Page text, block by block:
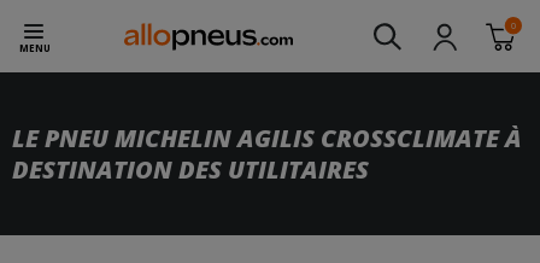
MENU
0
LE PNEU MICHELIN AGILIS CROSSCLIMATE À
DESTINATION DES UTILITAIRES